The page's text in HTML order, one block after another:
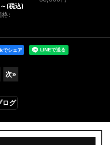
～ (税込)
格:
でシェア
次»
ログ